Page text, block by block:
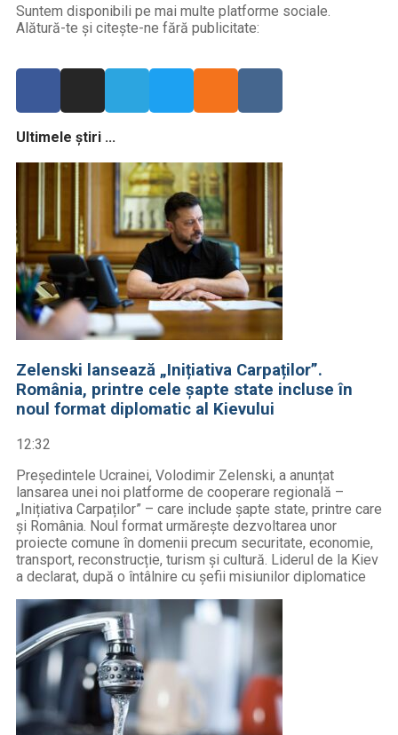
Suntem disponibili pe mai multe platforme sociale.
Alătură-te și citește-ne fără publicitate:
Ultimele știri ...
Zelenski lansează „Inițiativa Carpaților”.
România, printre cele șapte state incluse în
noul format diplomatic al Kievului
12:32
Președintele Ucrainei, Volodimir Zelenski, a anunțat
lansarea unei noi platforme de cooperare regională –
„Inițiativa Carpaților” – care include șapte state, printre care
și România. Noul format urmărește dezvoltarea unor
proiecte comune în domenii precum securitate, economie,
transport, reconstrucție, turism și cultură. Liderul de la Kiev
a declarat, după o întâlnire cu șefii misiunilor diplomatice